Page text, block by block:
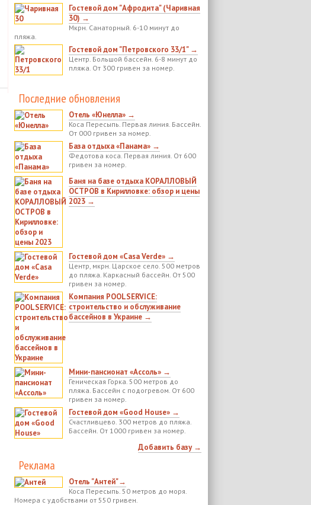
Гостевой дом "Афродита" (Чаривная
30) →
Мкрн. Санаторный. 6-10 минут до
пляжа.
Гостевой дом "Петровского 33/1" →
Центр. Большой бассейн. 6-8 минут до
пляжа. От 300 гривен за номер.
Последние обновления
Отель «Юнелла» →
Коса Пересыпь. Первая линия. Бассейн.
От 000 гривен за номер.
База отдыха «Панама» →
Федотова коса. Первая линия. От 600
гривен за номер.
Баня на базе отдыха КОРАЛЛОВЫЙ
ОСТРОВ в Кирилловке: обзор и цены
2023 →
Гостевой дом «Casa Verde» →
Центр, мкрн. Царское село. 500 метров
до пляжа. Каркасный бассейн. От 500
гривен за номер.
Компания POOLSERVICE:
строительство и обслуживание
бассейнов в Украине →
Мини-пансионат «Ассоль» →
Геническая Горка. 500 метров до
пляжа. Бассейн с подогревом. От 600
гривен за номер.
Гостевой дом «Good House» →
Счастливцево. 300 метров до пляжа.
Бассейн. От 1000 гривен за номер.
Добавить базу →
Реклама
Отель "Антей"→
Коса Пересыпь. 50 метров до моря.
Номера с удобствами от 550 гривен.